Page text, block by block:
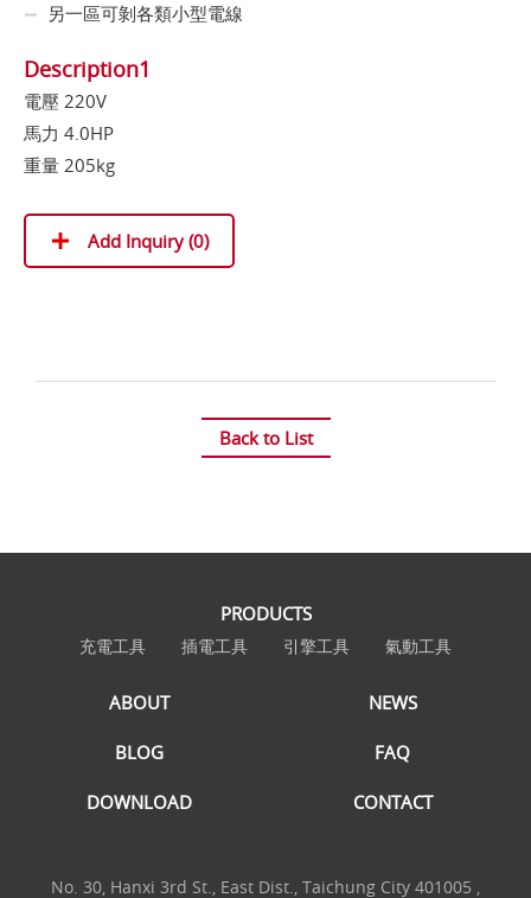
另一區可剝各類小型電線
Description1
電壓 220V
馬力 4.0HP
重量 205kg
Add Inquiry (0)
Back to List
PRODUCTS
充電工具 插電工具 引擎工具 氣動工具
ABOUT NEWS
BLOG FAQ
DOWNLOAD CONTACT
No. 30, Hanxi 3rd St., East Dist., Taichung City 401005 ,